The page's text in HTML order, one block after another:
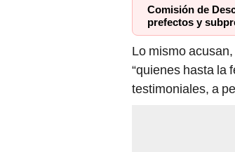
Comisión de
prefectos y
Lo mismo
“quienes hasta la
testimoniales, a